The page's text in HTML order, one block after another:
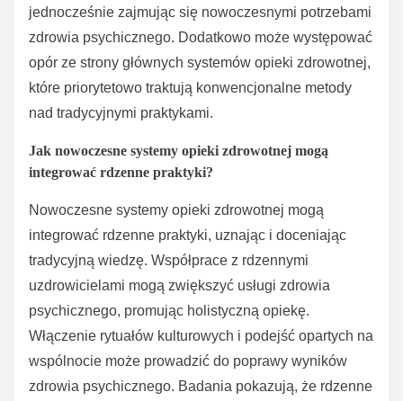
jednocześnie zajmując się nowoczesnymi potrzebami
zdrowia psychicznego. Dodatkowo może występować
opór ze strony głównych systemów opieki zdrowotnej,
które priorytetowo traktują konwencjonalne metody
nad tradycyjnymi praktykami.
Jak nowoczesne systemy opieki zdrowotnej mogą
integrować rdzenne praktyki?
Nowoczesne systemy opieki zdrowotnej mogą
integrować rdzenne praktyki, uznając i doceniając
tradycyjną wiedzę. Współprace z rdzennymi
uzdrowicielami mogą zwiększyć usługi zdrowia
psychicznego, promując holistyczną opiekę.
Włączenie rytuałów kulturowych i podejść opartych na
wspólnocie może prowadzić do poprawy wyników
zdrowia psychicznego. Badania pokazują, że rdzenne